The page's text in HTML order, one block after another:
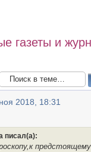
газеты и
2018, 18:31
писал(а):